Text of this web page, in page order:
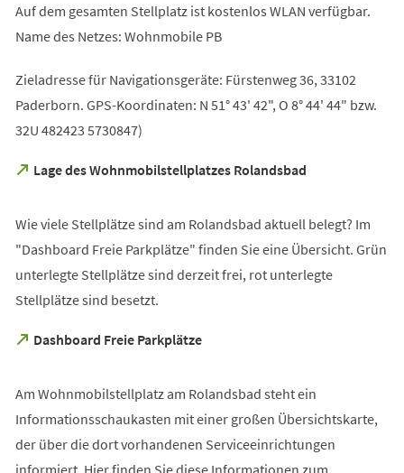
Auf dem gesamten Stellplatz ist kostenlos WLAN verfügbar.
Name des Netzes: Wohnmobile PB
Zieladresse für Navigationsgeräte: Fürstenweg 36, 33102
Paderborn. GPS-Koordinaten: N 51° 43' 42", O 8° 44' 44" bzw.
32U 482423 5730847)
Lage des Wohnmobilstellplatzes Rolandsbad
(Öffnet
neuen
Tab)
Wie viele Stellplätze sind am Rolandsbad aktuell belegt? Im
"Dashboard Freie Parkplätze" finden Sie eine Übersicht. Grün
unterlegte Stellplätze sind derzeit frei, rot unterlegte
Stellplätze sind besetzt.
Dashboard Freie Parkplätze
(Öffnet
neuen
Tab)
Am Wohnmobilstellplatz am Rolandsbad steht ein
Informationsschaukasten mit einer großen Übersichtskarte,
der über die dort vorhandenen Serviceeinrichtungen
informiert. Hier finden Sie diese Informationen zum